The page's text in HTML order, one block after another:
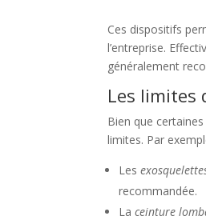
Ces dispositifs
l’entreprise.
généralement
Les limites
Bien que
limites. Par
Les
recommandée.
Laceinture